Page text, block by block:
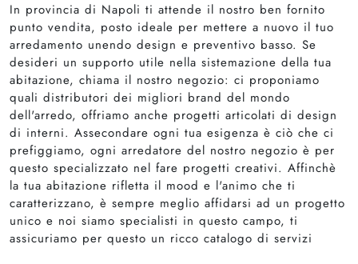
In provincia di Napoli ti attende il nostro ben fornito
punto vendita, posto ideale per mettere a nuovo il tuo
arredamento unendo design e preventivo basso. Se
desideri un supporto utile nella sistemazione della tua
abitazione, chiama il nostro negozio: ci proponiamo
quali distributori dei migliori brand del mondo
dell'arredo, offriamo anche progetti articolati di design
di interni. Assecondare ogni tua esigenza è ciò che ci
prefiggiamo, ogni arredatore del nostro negozio è per
questo specializzato nel fare progetti creativi. Affinchè
la tua abitazione rifletta il mood e l'animo che ti
caratterizzano, è sempre meglio affidarsi ad un progetto
unico e noi siamo specialisti in questo campo, ti
assicuriamo per questo un ricco catalogo di servizi